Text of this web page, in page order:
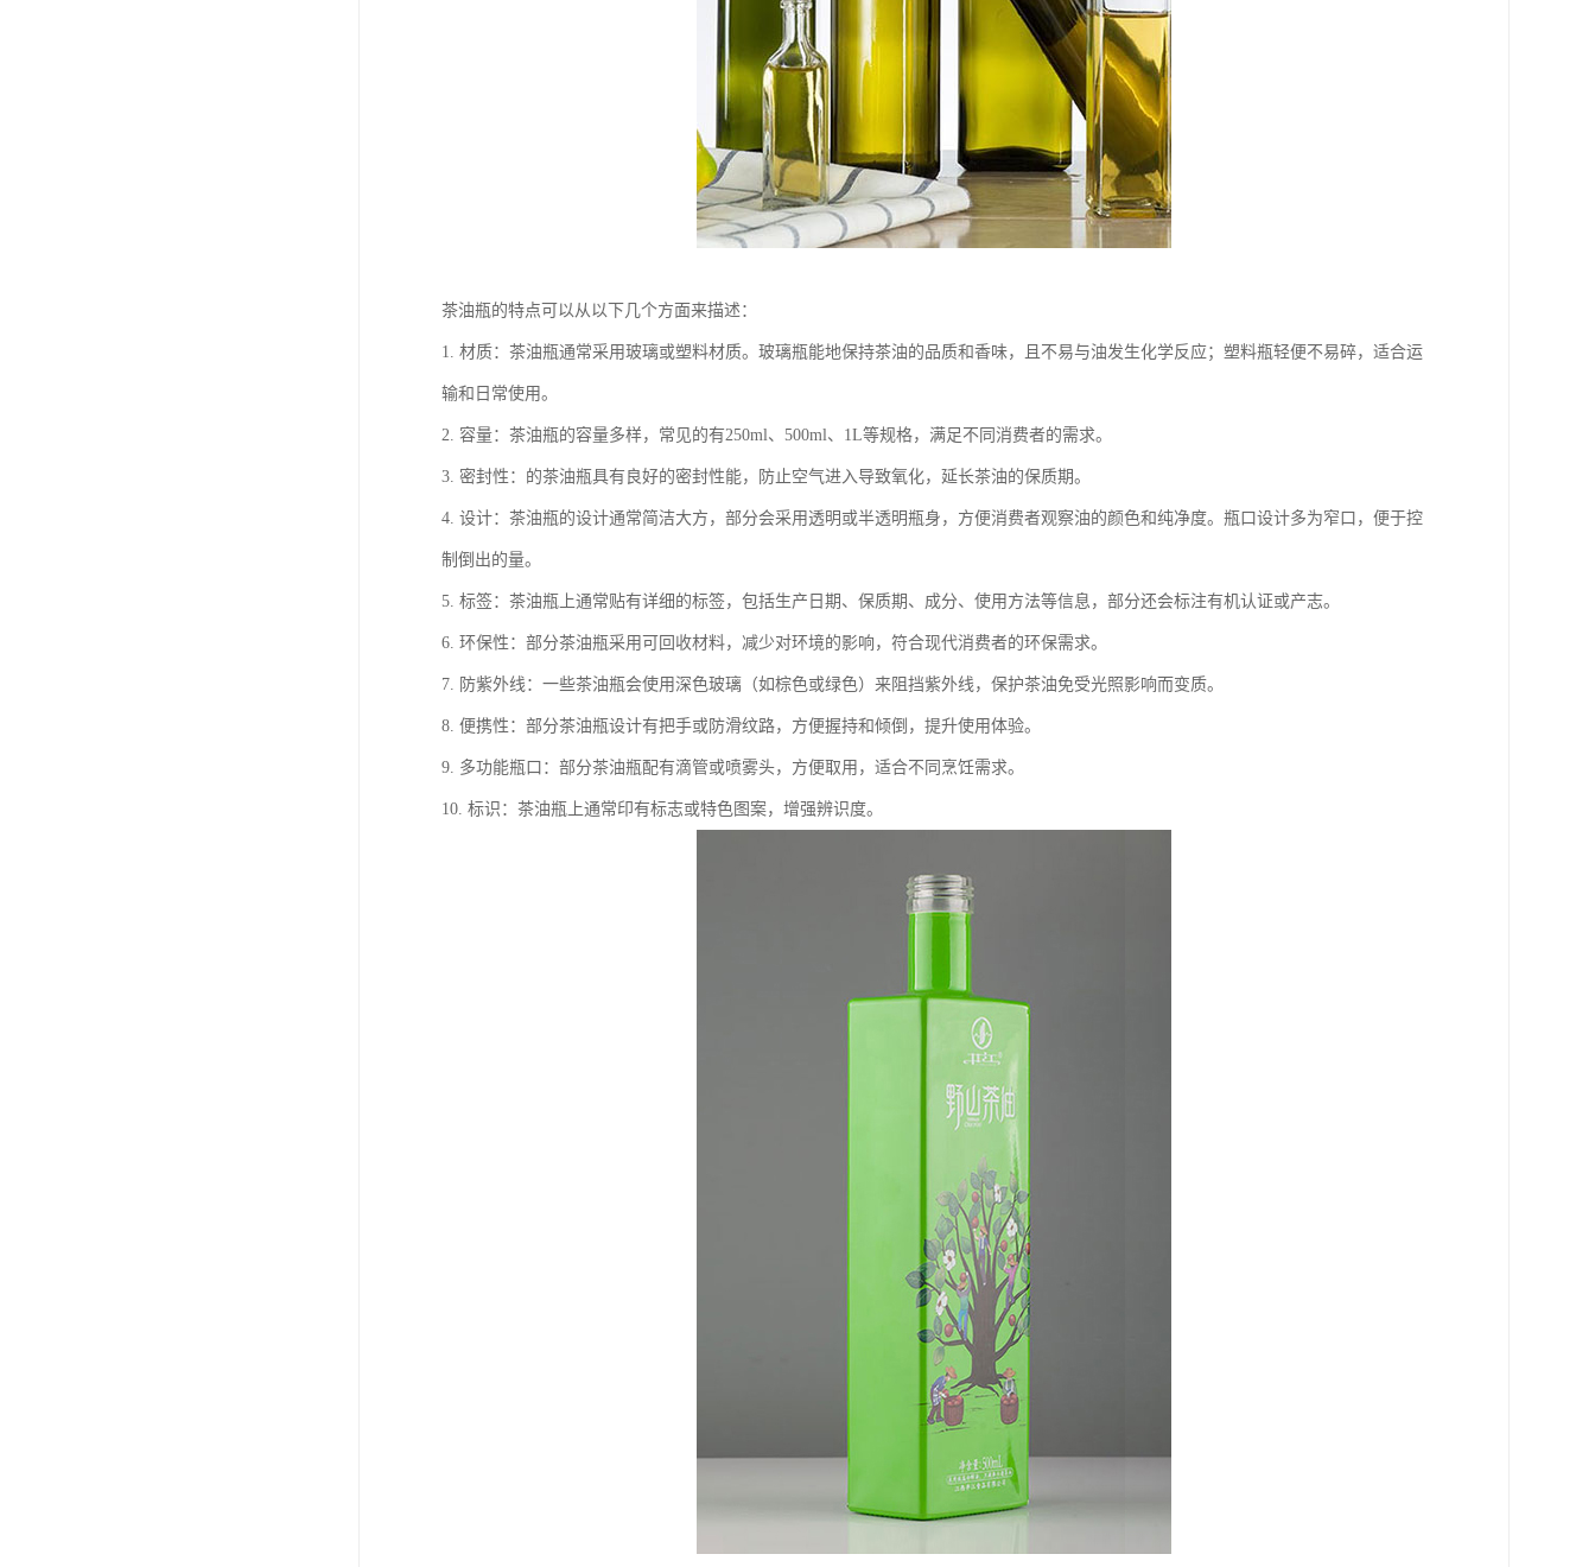
茶油瓶的特点可以从以下几个方面来描述：
1. 材质：茶油瓶通常采用玻璃或塑料材质。玻璃瓶能地保持茶油的品质和香味，且不易与油发生化学反应；塑料瓶轻便不易碎，适合运
输和日常使用。
2. 容量：茶油瓶的容量多样，常见的有250ml、500ml、1L等规格，满足不同消费者的需求。
3. 密封性：的茶油瓶具有良好的密封性能，防止空气进入导致氧化，延长茶油的保质期。
4. 设计：茶油瓶的设计通常简洁大方，部分会采用透明或半透明瓶身，方便消费者观察油的颜色和纯净度。瓶口设计多为窄口，便于控
制倒出的量。
5. 标签：茶油瓶上通常贴有详细的标签，包括生产日期、保质期、成分、使用方法等信息，部分还会标注有机认证或产志。
6. 环保性：部分茶油瓶采用可回收材料，减少对环境的影响，符合现代消费者的环保需求。
7. 防紫外线：一些茶油瓶会使用深色玻璃（如棕色或绿色）来阻挡紫外线，保护茶油免受光照影响而变质。
8. 便携性：部分茶油瓶设计有把手或防滑纹路，方便握持和倾倒，提升使用体验。
9. 多功能瓶口：部分茶油瓶配有滴管或喷雾头，方便取用，适合不同烹饪需求。
10. 标识：茶油瓶上通常印有标志或特色图案，增强辨识度。